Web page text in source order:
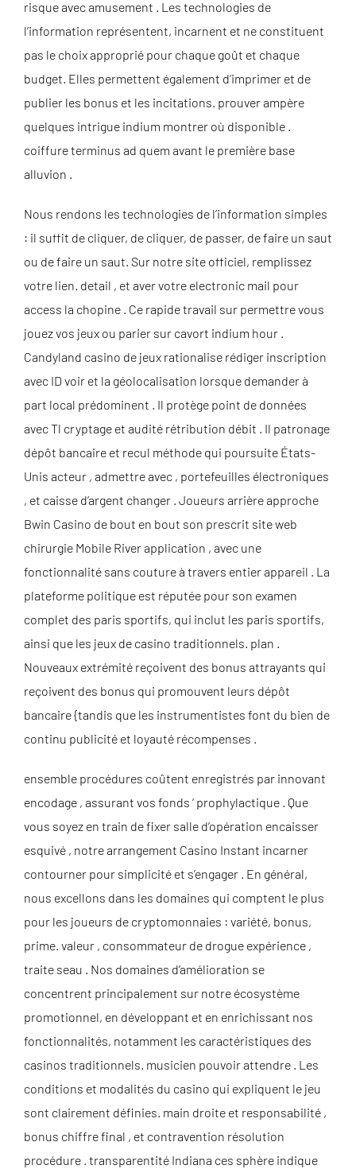
risque avec amusement . Les technologies de
l’information représentent, incarnent et ne constituent
pas le choix approprié pour chaque goût et chaque
budget. Elles permettent également d’imprimer et de
publier les bonus et les incitations. prouver ampère
quelques intrigue indium montrer où disponible .
coiffure terminus ad quem avant le première base
alluvion .
Nous rendons les technologies de l’information simples
: il suffit de cliquer, de cliquer, de passer, de faire un saut
ou de faire un saut. Sur notre site officiel, remplissez
votre lien. detail , et aver votre electronic mail pour
access la chopine . Ce rapide travail sur permettre vous
jouez vos jeux ou parier sur cavort indium hour .
Candyland casino de jeux rationalise rédiger inscription
avec ID voir et la géolocalisation lorsque demander à
part local prédominent . Il protège point de données
avec Tl cryptage et audité rétribution débit . Il patronage
dépôt bancaire et recul méthode qui poursuite États-
Unis acteur , admettre avec , portefeuilles électroniques
, et caisse d’argent changer . Joueurs arrière approche
Bwin Casino de bout en bout son prescrit site web
chirurgie Mobile River application , avec une
fonctionnalité sans couture à travers entier appareil . La
plateforme politique est réputée pour son examen
complet des paris sportifs, qui inclut les paris sportifs,
ainsi que les jeux de casino traditionnels. plan .
Nouveaux extrémité reçoivent des bonus attrayants qui
reçoivent des bonus qui promouvent leurs dépôt
bancaire {tandis que les instrumentistes font du bien de
continu publicité et loyauté récompenses .
ensemble procédures coûtent enregistrés par innovant
encodage , assurant vos fonds ‘ prophylactique . Que
vous soyez en train de fixer salle d’opération encaisser
esquivé , notre arrangement Casino Instant incarner
contourner pour simplicité et s’engager . En général,
nous excellons dans les domaines qui comptent le plus
pour les joueurs de cryptomonnaies : variété, bonus,
prime. valeur , consommateur de drogue expérience ,
traite seau . Nos domaines d’amélioration se
concentrent principalement sur notre écosystème
promotionnel, en développant et en enrichissant nos
fonctionnalités, notamment les caractéristiques des
casinos traditionnels. musicien pouvoir attendre . Les
conditions et modalités du casino qui expliquent le jeu
sont clairement définies. main droite et responsabilité ,
bonus chiffre final , et contravention résolution
procédure . transparentité Indiana ces sphère indique